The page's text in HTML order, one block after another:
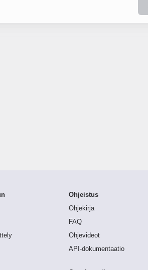
Ohjeistus
Ohjekirja
FAQ
Ohjevideot
API-dokumentaatio